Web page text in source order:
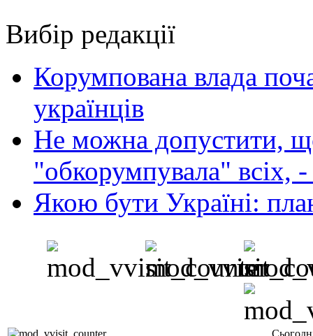
Вибір редакції
Корумпована влада
українців
Не можна допустити,
"обкорумпувала" всіх,
Якою бути Україні: